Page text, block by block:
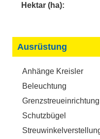
Hektar (ha):
Ausrüstung
Anhänge Kreisler
Beleuchtung
Grenzstreueinrichtung
Schutzbügel